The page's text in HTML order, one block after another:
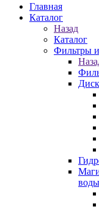
Главная
Каталог
Назад
Каталог
Фильтры
воды